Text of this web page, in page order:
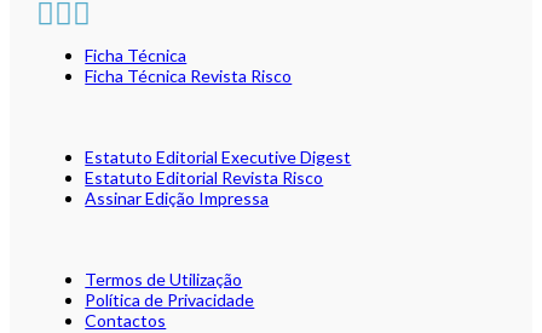
Ficha Técnica
Ficha Técnica Revista Risco
Estatuto Editorial Executive Digest
Estatuto Editorial Revista Risco
Assinar Edição Impressa
Termos de Utilização
Política de Privacidade
Contactos